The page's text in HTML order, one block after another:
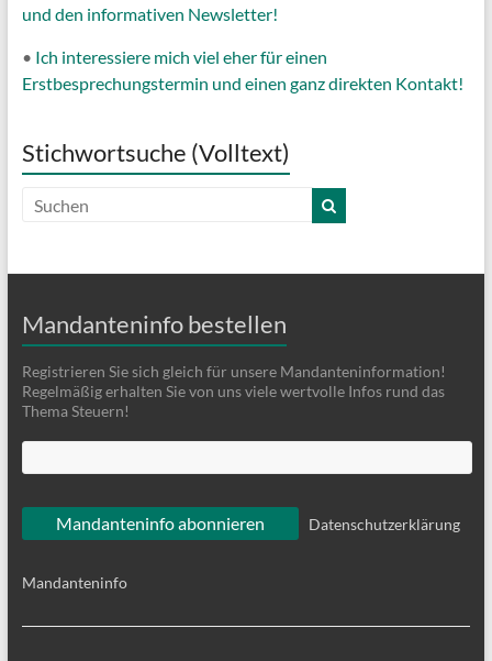
und den informativen Newsletter!
• Ich interessiere mich viel eher für einen
Erstbesprechungstermin und einen ganz direkten Kontakt!
Stichwortsuche (Volltext)
Mandanteninfo bestellen
Registrieren Sie sich gleich für unsere Mandanteninformation!
Regelmäßig erhalten Sie von uns viele wertvolle Infos rund das
Thema Steuern!
Datenschutzerklärung
Mandanteninfo